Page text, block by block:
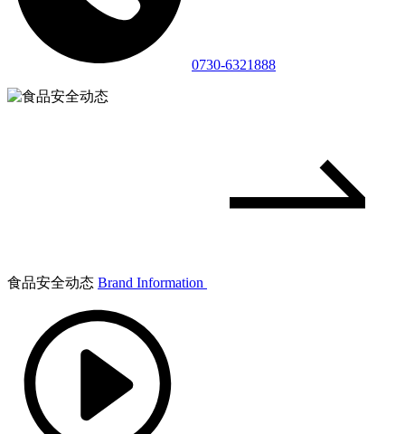
0730-6321888
食品安全动态 Brand Information